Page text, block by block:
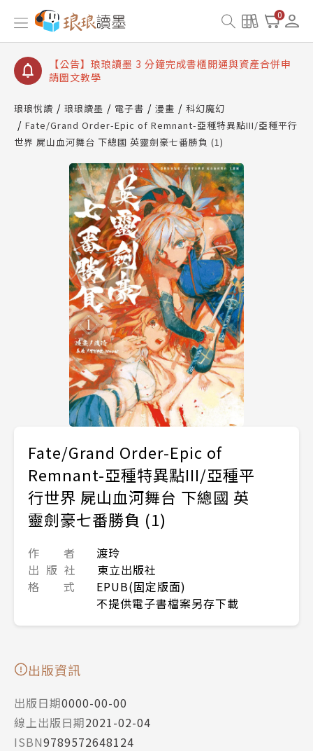
0
【公告】琅琅讀墨數位閱讀資產合併與書櫃開通申請
【公告】琅琅讀墨書櫃開通常見問題
【公告】琅琅讀墨 3 分鐘完成書櫃開通與資產合併申
請圖文教學
查詢
【公告】琅琅讀墨數位閱讀資產合併與書櫃開通申請
琅琅悅讀 琅琅讀墨 電子書 漫畫
科幻魔幻
Fate/Grand Order-Epic of Remnant-亞種特異點III/亞種平行
世界 屍山血河舞台 下總國 英靈劍豪七番勝負 (1)
Fate/Grand Order-Epic of
Remnant-亞種特異點III/亞種平
行世界 屍山血河舞台 下總國 英
靈劍豪七番勝負 (1)
作 者
渡玲
出 版 社
東立出版社
格 式
EPUB(固定版面)
不提供電子書檔案另存下載
出版資訊
出版日期0000-00-00
線上出版日期2021-02-04
ISBN9789572648124